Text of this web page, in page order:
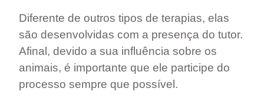
Diferente de outros tipos de terapias, elas
são desenvolvidas com a presença do tutor.
Afinal, devido a sua influência sobre os
animais, é importante que ele participe do
processo sempre que possível.